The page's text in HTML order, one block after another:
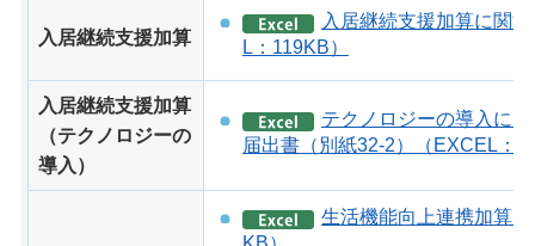
入居継続支援加算
入居継続支援加算に関
L：119KB）
入居継続支援加算
（テクノロジーの
導入）
テクノロジーの導入に
届出書（別紙32-2）（EXCEL：
生活機能向上連携加算